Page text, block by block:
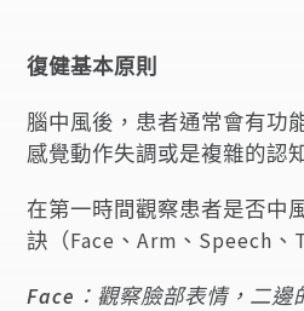
復健基本原則
腦中風後，患者通常會有功
感覺動作失調或是複雜的認
在第一時間觀察患者是否中
訣（Face、Arm、Speech、
Face ：觀察臉部表情，二邊